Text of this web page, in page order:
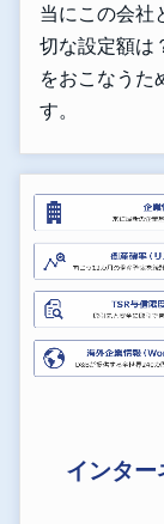
当にこの会社
切な設定額は
をおこなうた
す。
インタ